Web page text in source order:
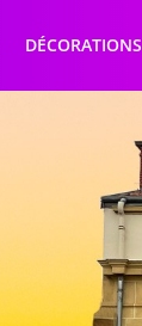
DÉCORATIONS